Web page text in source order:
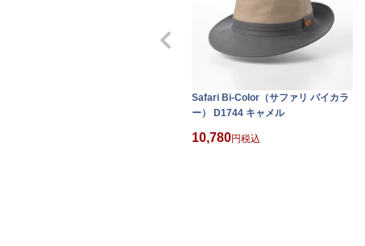
Safari Bi-Color（サファリ バイカラ
ー） D1744 キャメル
10,780 税込